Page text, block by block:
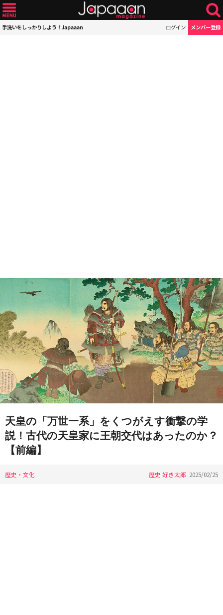
手洗いをしっかりしよう！Japaaan ログイン メンバー登録
天皇の「万世一系」をくつがえす衝撃の学
説！古代の天皇家に王朝交代はあったのか？
【前編】
歴史・文化 歴史 好き太郎 2025/02/25